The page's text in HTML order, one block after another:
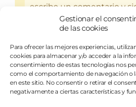
Gestionar el
de las cookies
Para ofrecer las mejores experiencias,
cookies para almacenar y/o acceder a la
consentimiento de estas tecnologías nos
como el comportamiento de navegación o
en este sitio. No consentir o retirar el
negativamente a ciertas características y
escribe un comentario y
del bebercio y el glotoneo.